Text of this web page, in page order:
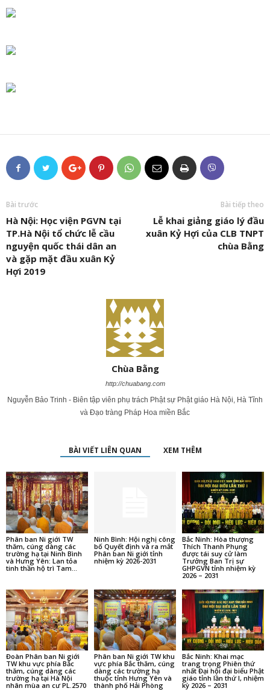
Bài trước
Hà Nội: Học viện PGVN tại
TP.Hà Nội tổ chức lễ cầu
nguyện quốc thái dân an
và gặp mặt đầu xuân Kỷ
Hợi 2019
Bài tiếp theo
Lễ khai giảng giáo lý đầu
xuân Kỷ Hợi của CLB TNPT
chùa Bằng
Chùa Bằng
http://chuabang.com
Nguyễn Bảo Trinh - Biên tập viên phụ trách Phật sự Phật giáo Hà Nội, Hà Tĩnh
và Đạo tràng Pháp Hoa miền Bắc
BÀI VIẾT LIÊN QUAN XEM THÊM
Phân ban Ni giới TW
thăm, cúng dàng các
trường hạ tại Ninh Bình
và Hưng Yên: Lan tỏa
tinh thần hộ trì Tam...
Ninh Bình: Hội nghị công
bố Quyết định và ra mắt
Phân ban Ni giới tỉnh
nhiệm kỳ 2026-2031
Bắc Ninh: Hòa thượng
Thích Thanh Phụng
được tái suy cử làm
Trưởng Ban Trị sự
GHPGVN tỉnh nhiệm kỳ
2026 – 2031
Đoàn Phân ban Ni giới
TW khu vực phía Bắc
thăm, cúng dàng các
trường hạ tại Hà Nội
nhân mùa an cư PL.2570
Phân ban Ni giới TW khu
vực phía Bắc thăm, cúng
dàng các trường hạ
thuộc tỉnh Hưng Yên và
thành phố Hải Phòng
Bắc Ninh: Khai mạc
trang trọng Phiên thứ
nhất Đại hội đại biểu Phật
giáo tỉnh lần thứ I, nhiệm
kỳ 2026 – 2031